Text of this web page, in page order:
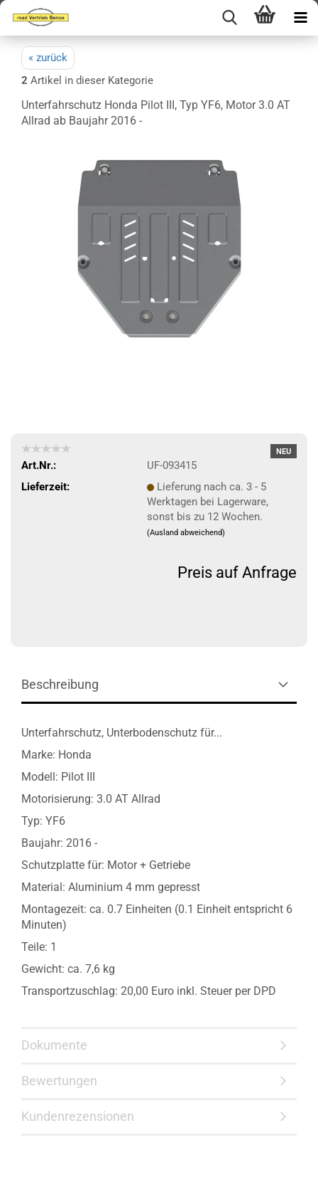
« zurück
2 Artikel in dieser Kategorie
Unterfahrschutz Honda Pilot III, Typ YF6, Motor 3.0 AT
Allrad ab Baujahr 2016 -
NEU
Art.Nr.:
UF-093415
Lieferzeit:
Lieferung nach ca. 3 - 5
Werktagen bei Lagerware,
sonst bis zu 12 Wochen.
(Ausland abweichend)
Preis auf Anfrage
Beschreibung
Unterfahrschutz, Unterbodenschutz für...
Marke: Honda
Modell: Pilot III
Motorisierung: 3.0 AT Allrad
Typ: YF6
Baujahr: 2016 -
Schutzplatte für: Motor + Getriebe
Material: Aluminium 4 mm gepresst
Montagezeit: ca. 0.7 Einheiten (0.1 Einheit entspricht 6
Minuten)
Teile: 1
Gewicht: ca. 7,6 kg
Transportzuschlag: 20,00 Euro inkl. Steuer per DPD
Dokumente
Bewertungen
Kundenrezensionen